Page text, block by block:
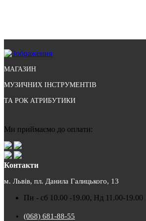
МАГАЗИН
МУЗИЧНИХ ІНСТРУМЕНТІВ
ТА РОК АТРИБУТИКИ
Ми приймаємо до оплати:
Контакти
м. Львів, пл. Данила Галицького, 13
Пн - сб 10.00 -19.00, Нд 11.00-19.00
(068) 681-88-55